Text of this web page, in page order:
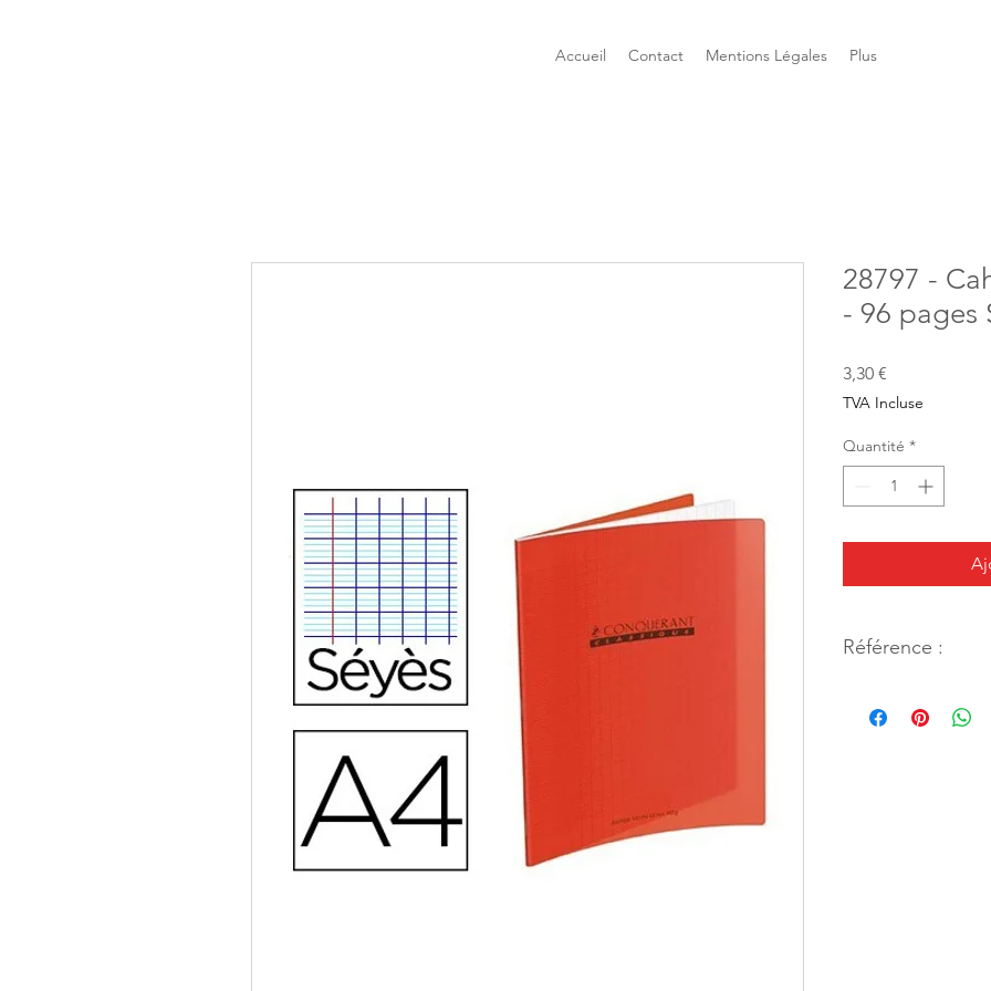
Accueil Contact Mentions Légales Plus
28797 -
- 96 pages
3,30 €
TVA Incluse
Quantité *
Référence :